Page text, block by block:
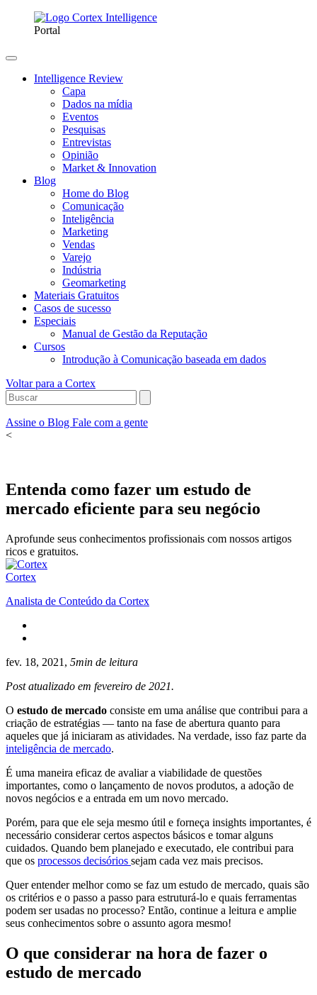
Portal
Intelligence Review
Capa
Dados na mídia
Eventos
Pesquisas
Entrevistas
Opinião
Market & Innovation
Blog
Home do Blog
Comunicação
Inteligência
Marketing
Vendas
Varejo
Indústria
Geomarketing
Materiais Gratuitos
Casos de sucesso
Especiais
Manual de Gestão da Reputação
Cursos
Introdução à Comunicação baseada em dados
Voltar para a Cortex
Assine o Blog Fale com a gente
<
Entenda como fazer um estudo de
mercado eficiente para seu negócio
Aprofunde seus conhecimentos profissionais com nossos artigos
ricos e gratuitos.
Cortex
Analista de Conteúdo da Cortex
fev. 18, 2021, 5min de leitura
Post atualizado em fevereiro de 2021.
O estudo de mercado consiste em uma análise que contribui para a
criação de estratégias — tanto na fase de abertura quanto para
aqueles que já iniciaram as atividades. Na verdade, isso faz parte da
inteligência de mercado.
É uma maneira eficaz de avaliar a viabilidade de questões
importantes, como o lançamento de novos produtos, a adoção de
novos negócios e a entrada em um novo mercado.
Porém, para que ele seja mesmo útil e forneça insights importantes, é
necessário considerar certos aspectos básicos e tomar alguns
cuidados. Quando bem planejado e executado, ele contribui para
que os processos decisórios sejam cada vez mais precisos.
Quer entender melhor como se faz um estudo de mercado, quais são
os critérios e o passo a passo para estruturá-lo e quais ferramentas
podem ser usadas no processo? Então, continue a leitura e amplie
seus conhecimentos sobre o assunto agora mesmo!
O que considerar na hora de fazer o
estudo de mercado